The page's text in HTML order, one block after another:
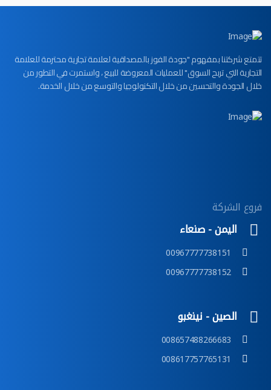
تتمتع شركتنا بمفهوم "جودة الفوز بالمصداقية لعلامة تجارية محترمة للعلامة
التجارية التي تربح السوق" للعمليات المعروضة للبيع ، واستمرت في التطور من
خلال الجودة والتحسين من خلال التكنولوجيا والتوسع من خلال الخدمة.
فروع الشركة
اليمن - صنعاء
00967777738151
00967777738152
الصين - نينغبو
008657488266683
008617757765131